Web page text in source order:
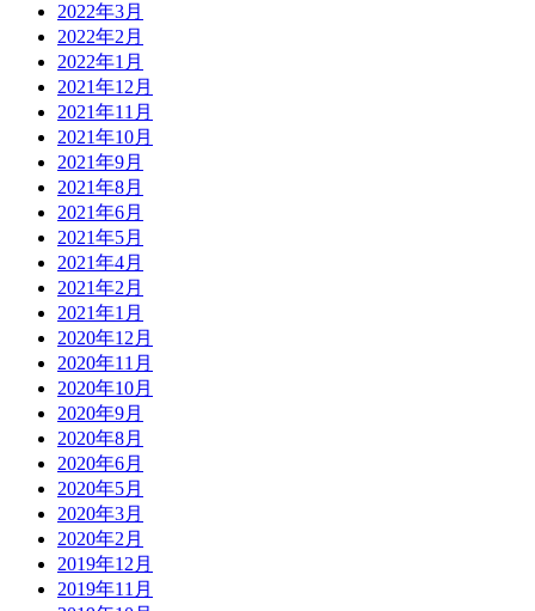
2022年3月
2022年2月
2022年1月
2021年12月
2021年11月
2021年10月
2021年9月
2021年8月
2021年6月
2021年5月
2021年4月
2021年2月
2021年1月
2020年12月
2020年11月
2020年10月
2020年9月
2020年8月
2020年6月
2020年5月
2020年3月
2020年2月
2019年12月
2019年11月